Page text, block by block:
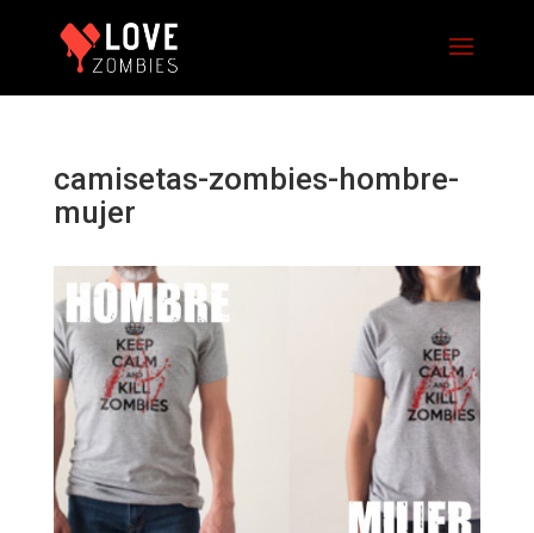
camisetas-zombies-hombre-
mujer